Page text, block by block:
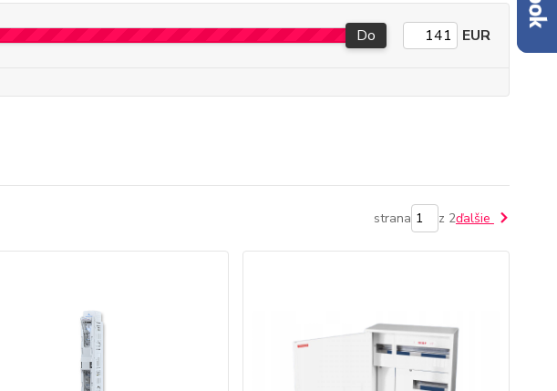
Do EUR
strana z 2ďalšie